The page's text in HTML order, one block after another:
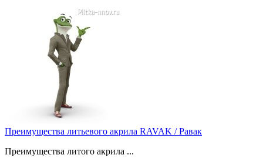
Преимущества литьевого акрила RAVAK / Равак
Преимущества литого акрила ...